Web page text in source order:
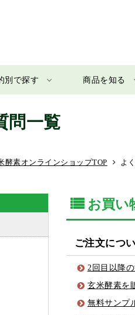
別で探す 商品を知る
問一覧
酵素オンラインショップTOP よ
お買い
ご注文につ
2回目以降
玄米酵素を
無料サンプ